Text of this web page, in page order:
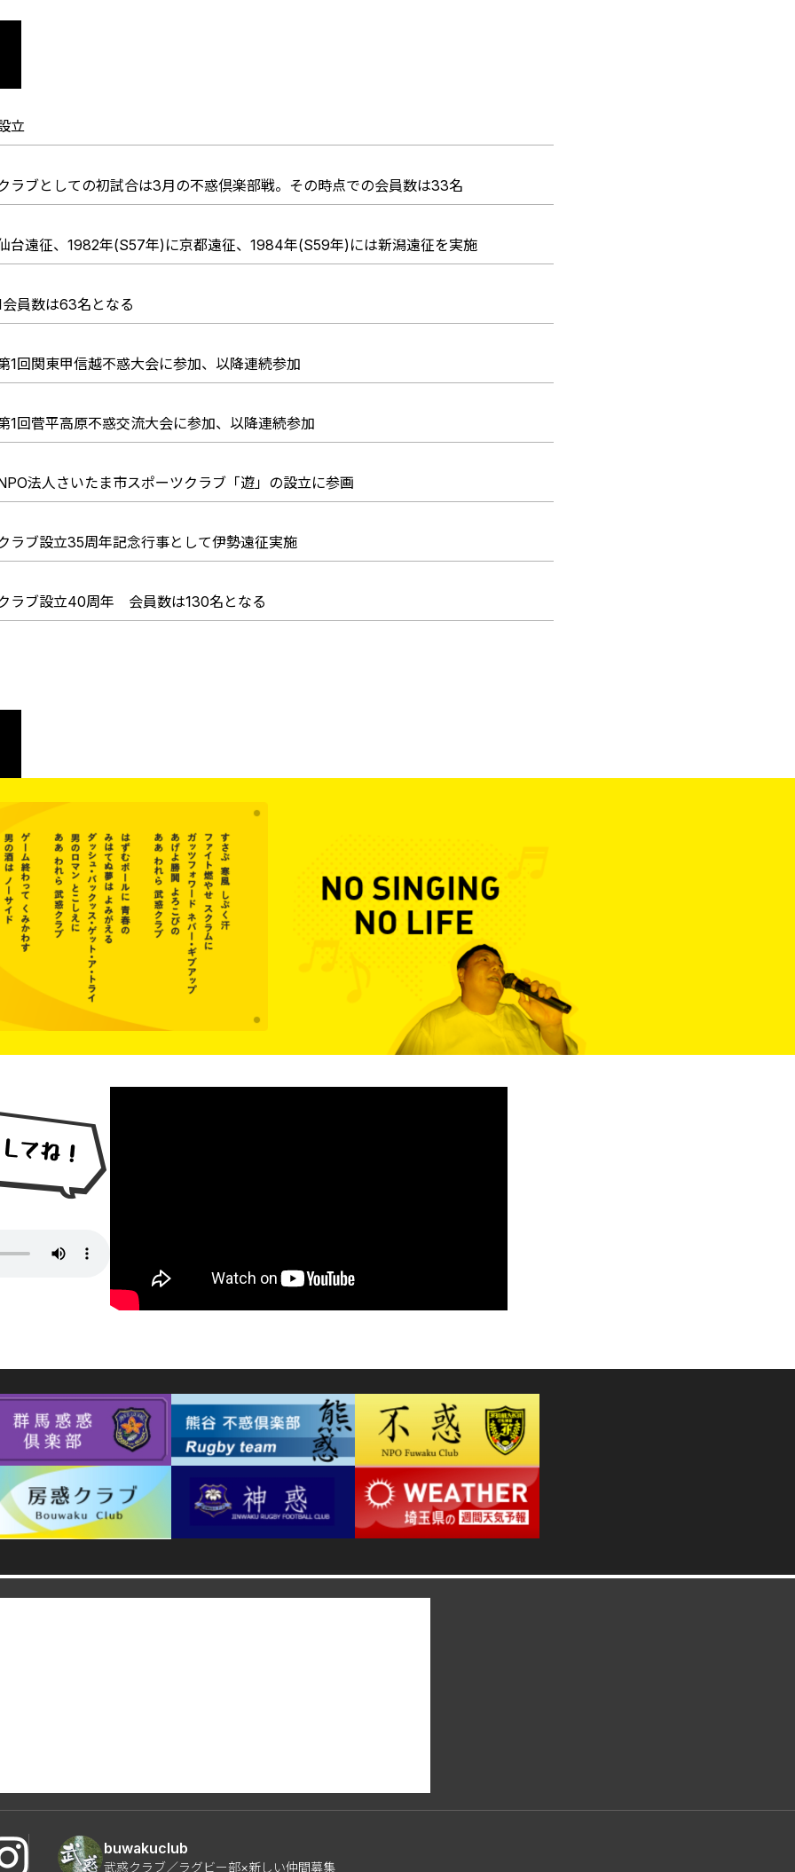
立
ラブとしての初試合は3月の不惑倶楽部戦。その時点での会員数は33名
台遠征、1982年(S57年)に京都遠征、1984年(S59年)には新潟遠征を実施
会員数は63名となる
1回関東甲信越不惑大会に参加、 以降連続参加
1回菅平高原不惑交流大会に参加、 以降連続参加
法人さいたま市スポーツクラブ「遊」の設立に参画
ラブ設立35周年記念行事として伊勢遠征実施
ラブ設立40周年 会員数は130名となる
buwakuclub
武惑クラブ／ラグビー部×新しい仲間募集